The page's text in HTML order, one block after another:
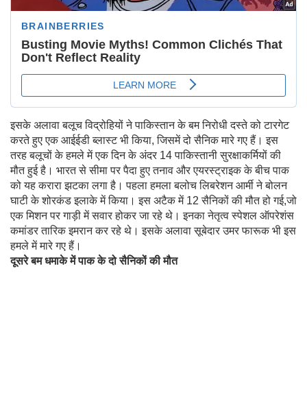
इसके अलावा बलूच विद्रोहियों ने पाकिस्तान के बम निरोधी दस्ते को टारगेट
करते हुए एक आईईडी ब्लास्ट भी किया, जिसमें दो सैनिक मारे गए हैं। इस
तरह बलूचों के हमले में एक दिन के अंदर 14 पाकिस्तानी सुरक्षाकर्मियों की
मौत हुई है। भारत से सीमा पर पैदा हुए तनाव और एयरस्ट्राइक के बीच पाक
को यह करारा झटका लगा है। पहला हमला बलोच लिबरेशन आर्मी ने बोलन
घाटी के शोरकंड इलाके में किया। इस अटैक में 12 सैनिकों की मौत हो गई,जो
एक मिशन पर गाड़ी में सवार होकर जा रहे थे। इनका नेतृत्व स्पेशल ऑपरेशंस
कमांडर तारिक इमरान कर रहे थे। इसके अलावा सूबेदार उमर फारूक भी इस
हमले में मारे गए हैं।
दूसरे बम धमाके में पाक के दो सैनिकों की मौत